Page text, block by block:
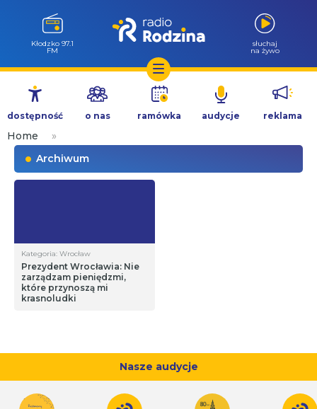
Przejdź
treści
Kłodzko 97.1
FM
słuchaj
na żywo
dostępność o nas ramówka audycje reklama
Home
»
Archiwum
Kategoria: Wrocław
Prezydent Wrocławia: Nie
zarządzam pieniędzmi,
które przynoszą mi
krasnoludki
Nasze audycje